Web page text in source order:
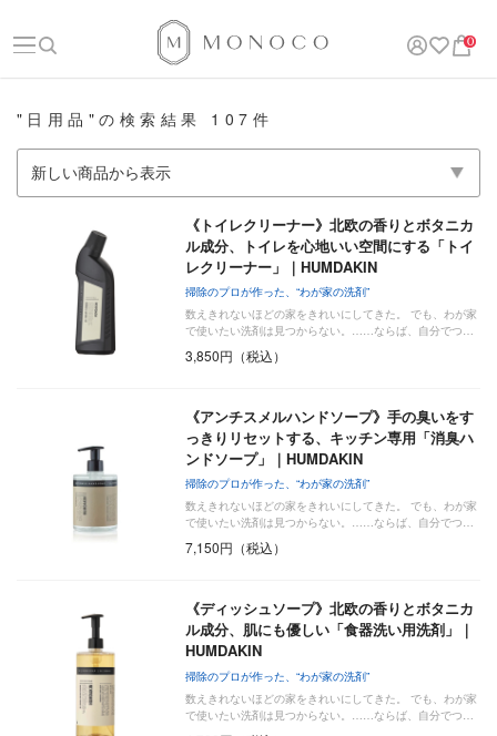
0
"日用品"の検索結果 107件
《トイレクリーナー》北欧の香りとボタニカ
ル成分、トイレを心地いい空間にする「トイ
レクリーナー」｜HUMDAKIN
掃除のプロが作った、“わが家の洗剤”
数えきれないほどの家をきれいにしてきた。 でも、わが家
で使いたい洗剤は見つからない。……ならば、自分でつ…
3,850円（税込）
《アンチスメルハンドソープ》手の臭いをす
っきりリセットする、キッチン専用「消臭ハ
ンドソープ」｜HUMDAKIN
掃除のプロが作った、“わが家の洗剤”
数えきれないほどの家をきれいにしてきた。 でも、わが家
で使いたい洗剤は見つからない。……ならば、自分でつ…
7,150円（税込）
《ディッシュソープ》北欧の香りとボタニカ
ル成分、肌にも優しい「食器洗い用洗剤」｜
HUMDAKIN
掃除のプロが作った、“わが家の洗剤”
数えきれないほどの家をきれいにしてきた。 でも、わが家
で使いたい洗剤は見つからない。……ならば、自分でつ…